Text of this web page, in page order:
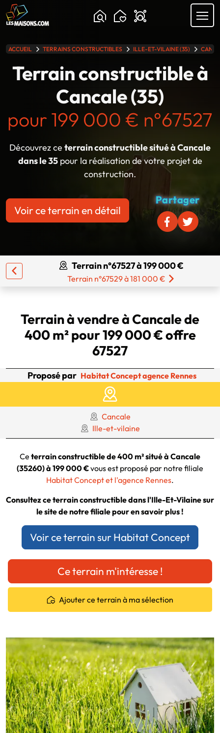
ACCUEIL TERRAINS CONSTRUCTIBLES ILLE-ET-VILAINE (35)
Terrain constructible à
Cancale (35)
pour 199 000 € n°67527
Découvrez ce terrain constructible situé à Cancale
dans le 35pour la réalisation de votre projet de
construction.
Voir ce terrain en détail
Partager
Terrain n°67527 à 199 000 €
Terrain n°67529 à 181 000 €
Terrain à vendre à Cancale de
400 m² pour 199 000 € offre
67527
Proposé par Habitat Concept agence Rennes
Cancale
Ille-et-vilaine
Ce terrain constructible de 400 m² situé à Cancale
(35260) à 199 000 €vous est proposé par notre filiale
Habitat Concept et l'agence Rennes.
Consultez ce terrain constructible dans l'Ille-Et-Vilaine sur
le site de notre filiale pour en savoir plus !
Voir ce terrain sur Habitat Concept
Ce terrain m'intéresse !
Ajouter ce terrain à ma sélection